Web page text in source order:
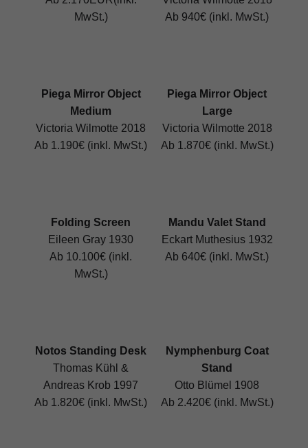
MwSt.)
Ab 940€ (inkl. MwSt.)
Piega Mirror Object
Medium
Victoria Wilmotte 2018
Ab 1.190€ (inkl. MwSt.)
Piega Mirror Object
Large
Victoria Wilmotte 2018
Ab 1.870€ (inkl. MwSt.)
Folding Screen
Eileen Gray 1930
Ab 10.100€ (inkl.
MwSt.)
Mandu Valet Stand
Eckart Muthesius 1932
Ab 640€ (inkl. MwSt.)
Notos Standing Desk
Thomas Kühl &
Andreas Krob 1997
Ab 1.820€ (inkl. MwSt.)
Nymphenburg Coat
Stand
Otto Blümel 1908
Ab 2.420€ (inkl. MwSt.)